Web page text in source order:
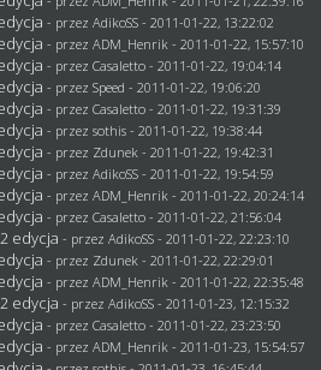
- przez AdikoSS - 2011-01-22, 13:22:02
- przezADM_Henrik - 2011-01-22, 15:57:10
- przezCasaletto - 2011-01-22, 19:04:14
- przezSpeed - 2011-01-22, 19:06:20
- przezCasaletto - 2011-01-22, 19:31:39
- przezsothis - 2011-01-22, 19:38:44
- przez Zdunek - 2011-01-22, 19:42:31
- przez AdikoSS - 2011-01-22, 19:54:59
- przezADM_Henrik - 2011-01-22, 20:24:14
- przezCasaletto - 2011-01-22, 21:56:04
edycja - przez AdikoSS - 2011-01-22, 22:23:10
- przez Zdunek - 2011-01-22, 22:29:01
- przezADM_Henrik - 2011-01-22, 22:35:48
edycja - przez AdikoSS - 2011-01-23, 12:15:32
- przezCasaletto - 2011-01-22, 23:23:50
- przezADM_Henrik - 2011-01-23, 15:54:57